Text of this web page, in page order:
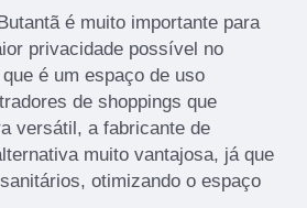
é muito importante para
privacidade possível no
é um espaço de uso
de shoppings que
versátil, a fabricante de
muito vantajosa, já que
otimizando o espaço